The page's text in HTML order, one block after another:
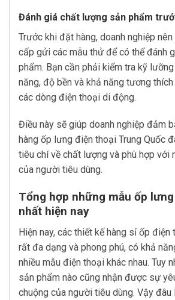
Đánh giá chất lượng sản phẩm
Trước khi đặt hàng, doanh nghiệp
cấp gửi các mẫu thử để có thể đánh
phẩm. Bạn cần phải kiểm tra kỹ
năng, độ bền và khả năng tương
các dòng điện thoại di động.
Điều này sẽ giúp doanh nghiệp đảm
hàng ốp lưng điện thoại Trung Quốc
tiêu chí về chất lượng và phù hợp với
của người tiêu dùng.
Tổng hợp những mẫu ốp
nhất hiện nay
Hiện nay, các thiết kế hàng sỉ ốp điện
rất đa dạng và phong phú, có khả
nhiều mẫu điện thoại khác nhau. Tuy
sản phẩm nào cũng nhận được sự
chuộng của người tiêu dùng. Vậy đâu